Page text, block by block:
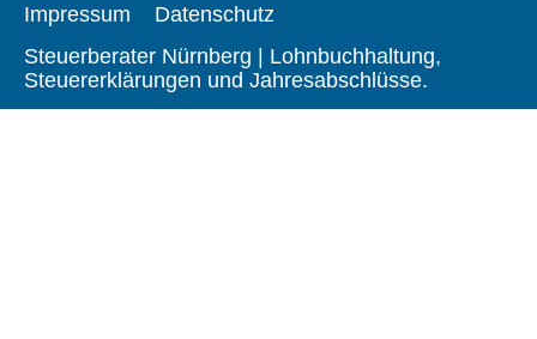
Impressum
Datenschutz
Steuerberater Nürnberg | Lohnbuchhaltung,
Steuererklärungen und Jahresabschlüsse.